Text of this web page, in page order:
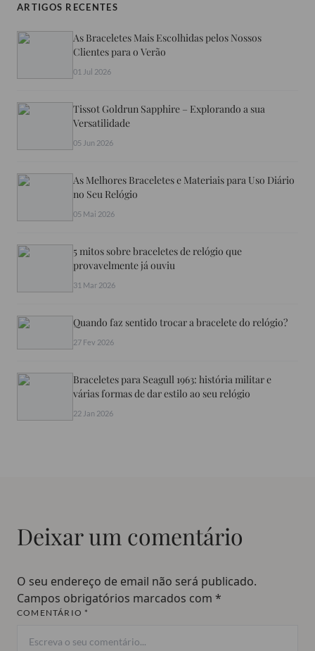
ARTIGOS RECENTES
As Braceletes Mais Escolhidas pelos Nossos
Clientes para o Verão
01 Jul 2026
Tissot Goldrun Sapphire – Explorando a sua
Versatilidade
05 Jun 2026
As Melhores Braceletes e Materiais para Uso Diário
no Seu Relógio
05 Mai 2026
5 mitos sobre braceletes de relógio que
provavelmente já ouviu
31 Mar 2026
Quando faz sentido trocar a bracelete do relógio?
27 Fev 2026
Braceletes para Seagull 1963: história militar e
várias formas de dar estilo ao seu relógio
22 Jan 2026
Deixar um comentário
O seu endereço de email não será publicado.
Campos obrigatórios marcados com *
COMENTÁRIO *